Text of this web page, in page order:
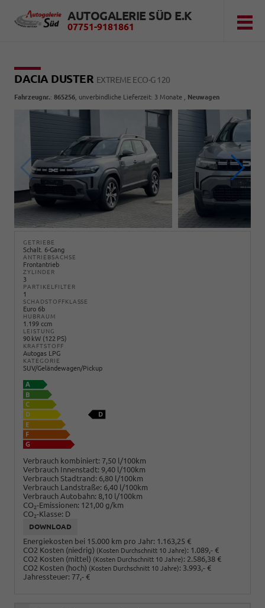
AUTOGALERIE SÜD E.K
07751-9181861
DACIA DUSTER EXTREME ECO-G 120
Fahrzeugnr.: 865256 , unverbindliche Lieferzeit: 3 Monate Neuwagen
GETRIEBE
Schalt. 6-Gang
ANTRIEBSACHSE
Frontantrieb
ZYLINDER
3
PARTIKELFILTER
1
SCHADSTOFFKLASSE
Euro 6b
HUBRAUM
1.199 ccm
LEISTUNG
90 kW (122 PS)
KRAFTSTOFF
Autogas LPG
KATEGORIE
SUV/Geländewagen/Pickup
Verbrauch kombiniert: 7,50 l/100km
Verbrauch Innenstadt: 9,40 l/100km
Verbrauch Stadtrand: 6,80 l/100km
Verbrauch Landstraße: 6,40 l/100km
Verbrauch Autobahn: 8,10 l/100km
CO2-Emissionen: 121,00 g/km
CO2-Klasse: D
DOWNLOAD
Energiekosten bei 15.000 km pro Jahr: 1.163,25 €
CO2 Kosten (niedrig) (Kosten Durchschnitt 10 Jahre): 1.089,- €
CO2 Kosten (mittel) (Kosten Durchschnitt 10 Jahre): 2.586,38 €
CO2 Kosten (hoch) (Kosten Durchschnitt 10 Jahre): 3.993,- €
Jahressteuer: 77,- €